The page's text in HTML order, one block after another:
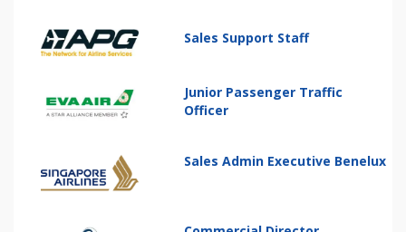
Sales Support Staff
Junior Passenger Traffic
Officer
Sales Admin Executive Benelux